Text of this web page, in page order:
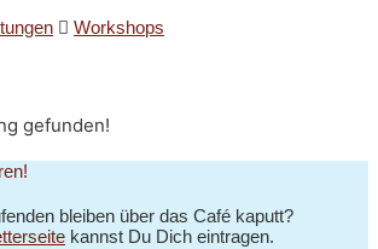
Workshops
gefunden!
bleiben über das Café kaputt?
kannst Du Dich eintragen.